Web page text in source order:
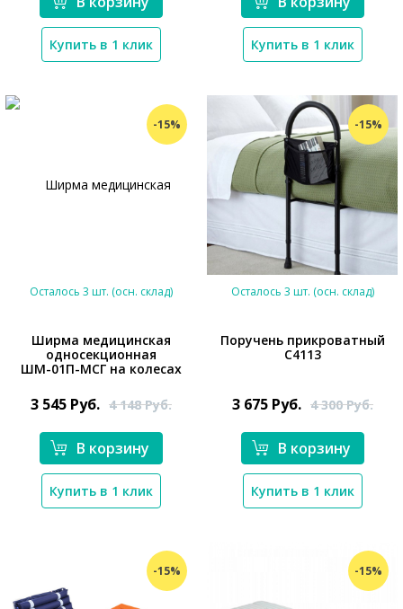
Купить в 1 клик Купить в 1 клик
-15%
Осталось 3 шт. (осн. склад)
Ширма медицинская
односекционная
ШМ-01П-МСГ на колесах
3 545 Руб. 4 148Руб.
В корзину
Купить в 1 клик
-15%
Осталось 3 шт. (осн. склад)
Поручень прикроватный
С4113
3 675 Руб. 4 300Руб.
В корзину
Купить в 1 клик
-15% -15%